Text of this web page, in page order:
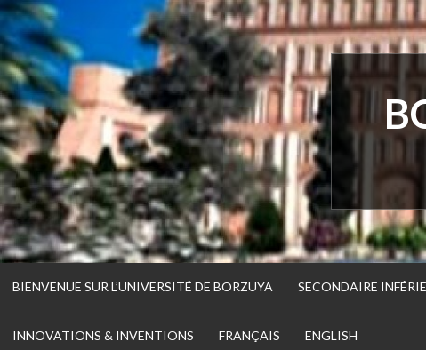
Passer
directement
au
contenu
BIENVENUE SUR L’UNIVERSITÉ DE BORZUYA SECONDAIRE
INNOVATIONS & INVENTIONS FRANÇAIS ENGLISH